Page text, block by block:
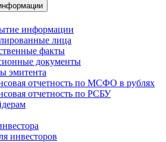
информации
лица
факты
документы
эмитента
отчетность по МСФО в рублях
отчетность по РСБУ
инвесторов